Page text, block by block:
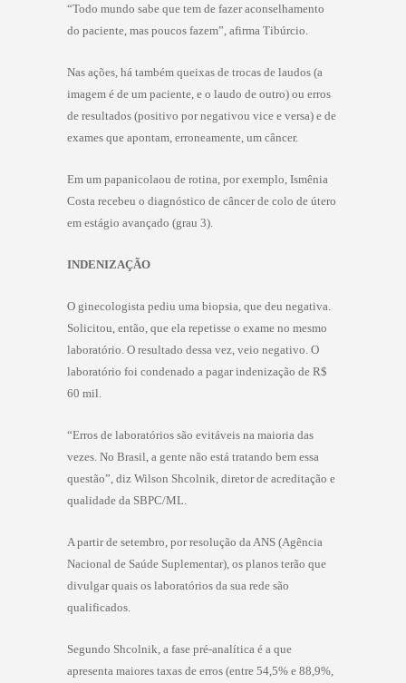
“Todo mundo sabe que tem de fazer aconselhamento
do paciente, mas poucos fazem”, afirma Tibúrcio.
Nas ações, há também queixas de trocas de laudos (a
imagem é de um paciente, e o laudo de outro) ou erros
de resultados (positivo por negativou vice e versa) e de
exames que apontam, erroneamente, um câncer.
Em um papanicolaou de rotina, por exemplo, Ismênia
Costa recebeu o diagnóstico de câncer de colo de útero
em estágio avançado (grau 3).
INDENIZAÇÃO
O ginecologista pediu uma biopsia, que deu negativa.
Solicitou, então, que ela repetisse o exame no mesmo
laboratório. O resultado dessa vez, veio negativo. O
laboratório foi condenado a pagar indenização de R$
60 mil.
“Erros de laboratórios são evitáveis na maioria das
vezes. No Brasil, a gente não está tratando bem essa
questão”, diz Wilson Shcolnik, diretor de acreditação e
qualidade da SBPC/ML.
A partir de setembro, por resolução da ANS (Agência
Nacional de Saúde Suplementar), os planos terão que
divulgar quais os laboratórios da sua rede são
qualificados.
Segundo Shcolnik, a fase pré-analítica é a que
apresenta maiores taxas de erros (entre 54,5% e 88,9%,